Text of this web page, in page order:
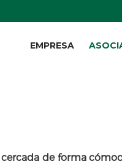
EMPRESA
de forma